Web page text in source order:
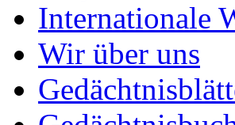
Internationale
Wir über uns